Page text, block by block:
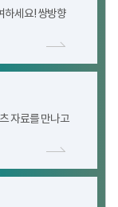
하세요! 쌍방향
자료를 만나고